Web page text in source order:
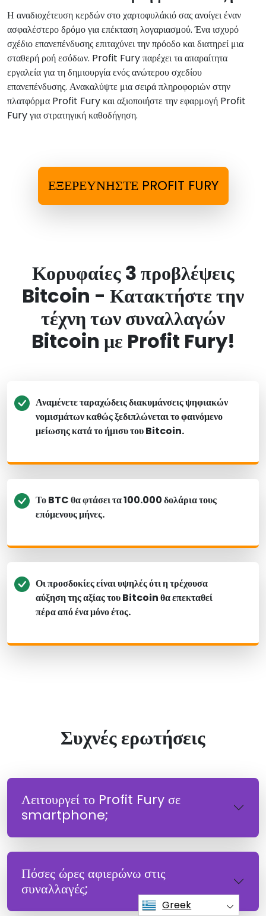
Η αναδιοχέτευση κερδών στο χαρτοφυλάκιό σας ανοίγει έναν
ασφαλέστερο δρόμο για επέκταση λογαριασμού. Ένα ισχυρό
σχέδιο επανεπένδυσης επιταχύνει την πρόοδο και διατηρεί μια
σταθερή ροή εσόδων. Profit Fury παρέχει τα απαραίτητα
εργαλεία για τη δημιουργία ενός ανώτερου σχεδίου
επανεπένδυσης. Ανακαλύψτε μια σειρά πληροφοριών στην
πλατφόρμα Profit Fury και αξιοποιήστε την εφαρμογή Profit
Fury για στρατηγική καθοδήγηση.
ΕΞΕΡΕΥΝΗΣΤΕ PROFIT FURY
Κορυφαίες 3 προβλέψεις
Bitcoin - Κατακτήστε την
τέχνη των συναλλαγών
Bitcoin με Profit Fury!
Αναμένετε ταραχώδεις διακυμάνσεις ψηφιακών
νομισμάτων καθώς ξεδιπλώνεται το φαινόμενο
μείωσης κατά το ήμισυ του Bitcoin.
Το BTC θα φτάσει τα 100.000 δολάρια τους
επόμενους μήνες.
Οι προσδοκίες είναι υψηλές ότι η τρέχουσα
αύξηση της αξίας του Bitcoin θα επεκταθεί
πέρα από ένα μόνο έτος.
Συχνές ερωτήσεις
Λειτουργεί το Profit Fury σε
smartphone;
Πόσες ώρες αφιερώνω στις
συναλλαγές;
Greek